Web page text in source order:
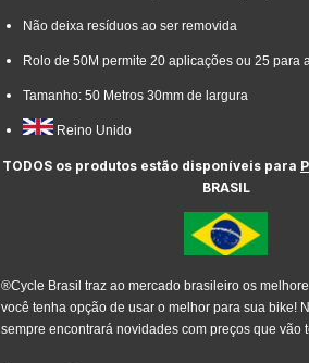
Não deixa resíduos ao ser removida
Rolo de 50M permite 20 aplicações ou 25 para
Tamanho: 50 Metros 30mm de largura
Reino Unido
TODOS os produtos estão disponíveis para
BRASIL
®Cycle Brasil traz ao mercado brasileiro os
você tenha opção de usar o melhor para sua bike!
sempre encontrará novidades com preços que vão